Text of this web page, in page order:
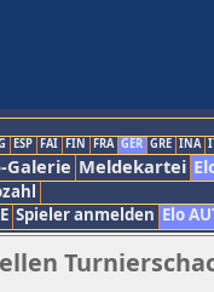
ESP FAI FIN FRA GER GRE INA
Galerie Meldekartei
Spieler anmelden Elo